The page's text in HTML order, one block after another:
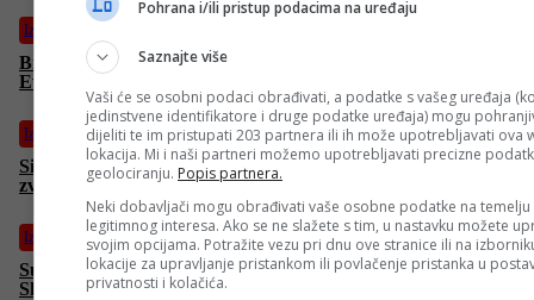
Izdvojeno
Brisel planira rusku zamrznutu imovinu dati Ukrajini,
Evropska centralna banka protiv: To krši međunarodno pravo
Izdvojeno
Simbol hrabrosti i otpornosti: Dok Izraelci bombarduju iranski
zvaničnici izašli na ulice da pokažu da se ne boje
Izdvojeno
Sukob Izraela i Irana na nebu iznad Sirije, F-16 u akciji protiv
Shaheda
Pohrana i/ili pristup podacima na uređaju
Saznajte više
Vaši će se osobni podaci obrađivati, a podatke s vašeg uređaja
jedinstvene identifikatore i druge podatke uređaja) mogu
dijeliti te im pristupati 203 partnera ili ih može upotrebljavati ova
lokacija. Mi i naši partneri možemo upotrebljavati precizne
geolociranju. Popis partnera.
Neki dobavljači mogu obrađivati vaše osobne podatke na temelju
legitimnog interesa. Ako se ne slažete s tim, u nastavku možete
svojim opcijama. Potražite vezu pri dnu ove stranice ili na
lokacije za upravljanje pristankom ili povlačenje pristanka u
privatnosti i kolačića.